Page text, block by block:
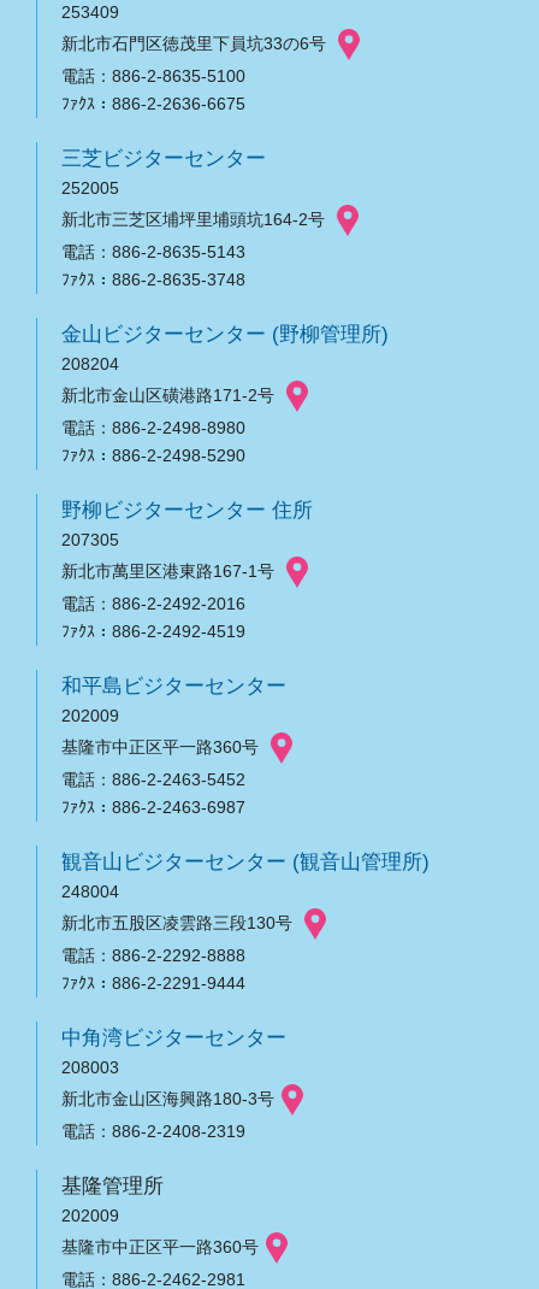
253409
新北市石門区徳茂里下員坑33の6号
電話：886-2-8635-5100
ﾌｧｸｽ：886-2-2636-6675
三芝ビジターセンター
252005
新北市三芝区埔坪里埔頭坑164-2号
電話：886-2-8635-5143
ﾌｧｸｽ：886-2-8635-3748
金山ビジターセンター (野柳管理所)
208204
新北市金山区磺港路171-2号
電話：886-2-2498-8980
ﾌｧｸｽ：886-2-2498-5290
野柳ビジターセンター 住所
207305
新北市萬里区港東路167-1号
電話：886-2-2492-2016
ﾌｧｸｽ：886-2-2492-4519
和平島ビジターセンター
202009
基隆市中正区平一路360号
電話：886-2-2463-5452
ﾌｧｸｽ：886-2-2463-6987
観音山ビジターセンター (観音山管理所)
248004
新北市五股区凌雲路三段130号
電話：886-2-2292-8888
ﾌｧｸｽ：886-2-2291-9444
中角湾ビジターセンター
208003
新北市金山区海興路180-3号
電話：886-2-2408-2319
基隆管理所
202009
基隆市中正区平一路360号
電話：886-2-2462-2981